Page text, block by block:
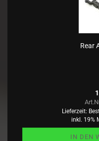
Rear
Lieferzeit:
inkl. 19%
IN DEN